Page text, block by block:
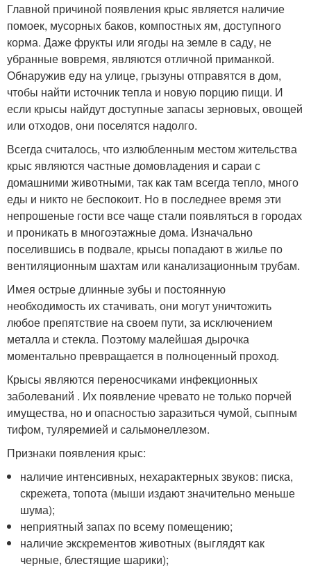
Главной причиной появления крыс является наличие
помоек, мусорных баков, компостных ям, доступного
корма. Даже фрукты или ягоды на земле в саду, не
убранные вовремя, являются отличной приманкой.
Обнаружив еду на улице, грызуны отправятся в дом,
чтобы найти источник тепла и новую порцию пищи. И
если крысы найдут доступные запасы зерновых, овощей
или отходов, они поселятся надолго.
Всегда считалось, что излюбленным местом жительства
крыс являются частные домовладения и сараи с
домашними животными, так как там всегда тепло, много
еды и никто не беспокоит. Но в последнее время эти
непрошеные гости все чаще стали появляться в городах
и проникать в многоэтажные дома. Изначально
поселившись в подвале, крысы попадают в жилье по
вентиляционным шахтам или канализационным трубам.
Имея острые длинные зубы и постоянную
необходимость их стачивать, они могут уничтожить
любое препятствие на своем пути, за исключением
металла и стекла. Поэтому малейшая дырочка
моментально превращается в полноценный проход.
Крысы являются переносчиками инфекционных
заболеваний . Их появление чревато не только порчей
имущества, но и опасностью заразиться чумой, сыпным
тифом, туляремией и сальмонеллезом.
Признаки появления крыс:
наличие интенсивных, нехарактерных звуков: писка,
скрежета, топота (мыши издают значительно меньше
шума);
неприятный запах по всему помещению;
наличие экскрементов животных (выглядят как
черные, блестящие шарики);